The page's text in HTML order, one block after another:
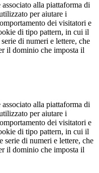
alla piattaforma di
per aiutare i
dei visitatori e
di tipo pattern, in cui il
di numeri e lettere, che
il dominio che imposta il
alla piattaforma di
per aiutare i
dei visitatori e
di tipo pattern, in cui il
serie di numeri e lettere, che
il dominio che imposta il